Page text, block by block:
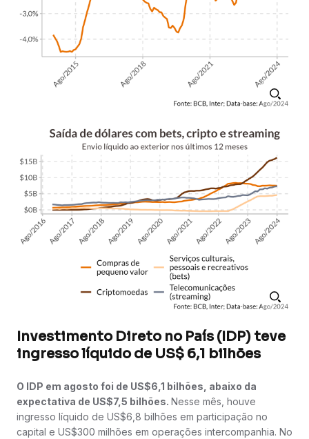
Investimento Direto no País (IDP) teve
ingresso líquido de US$ 6,1 bilhões
O IDP em agosto foi de US$6,1 bilhões, abaixo da
expectativa de US$7,5 bilhões. Nesse mês, houve
ingresso líquido de US$6,8 bilhões em participação no
capital e US$300 milhões em operações intercompanhia. No